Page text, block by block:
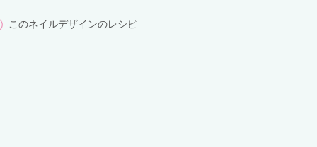
このネイルデザインのレシピ